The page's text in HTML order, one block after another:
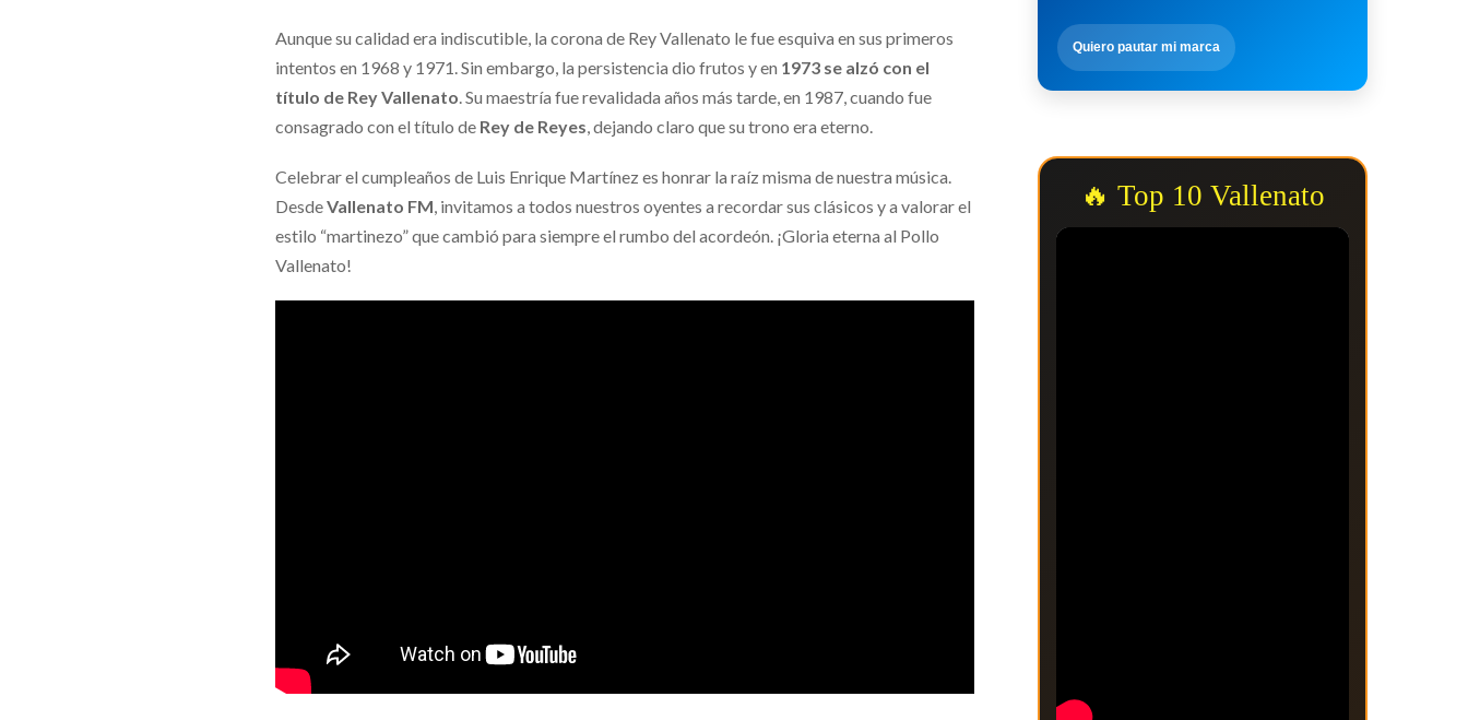
Aunque su calidad era indiscutible, la corona de Rey Vallenato le fue esquiva en sus primeros
intentos en 1968 y 1971. Sin embargo, la persistencia dio frutos y en 1973 se alzó con el
título de Rey Vallenato. Su maestría fue revalidada años más tarde, en 1987, cuando fue
consagrado con el título de Rey de Reyes, dejando claro que su trono era eterno.
Celebrar el cumpleaños de Luis Enrique Martínez es honrar la raíz misma de nuestra música.
DesdeVallenato FM, invitamos a todos nuestros oyentes a recordar sus clásicos y a valorar el
estilo “martinezo” que cambió para siempre el rumbo del acordeón. ¡Gloria eterna al Pollo
Vallenato!
Quiero pautar mi marca
🔥 Top 10 Vallenato